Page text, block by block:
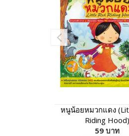
หนูน้อยหมวกแดง
Riding Hood)
59 บาท